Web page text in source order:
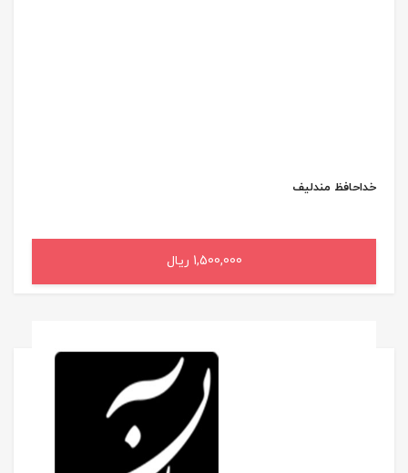
خداحافظ مندلیف
1,500,000 ریال
افزودن به سبد خرید